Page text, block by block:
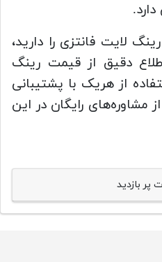
لایت فانتزی را دارید،
دقیق از قیمت رینگ
از هریک با پشتیبانی
رایگان در این
پر بازدید